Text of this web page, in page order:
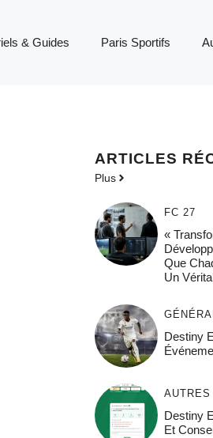
& Guides Paris Sportifs
ARTICLES
Plus
FC 27
«
Que
Un
Destiny
Destiny
Et